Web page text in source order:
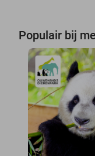
Populair bij